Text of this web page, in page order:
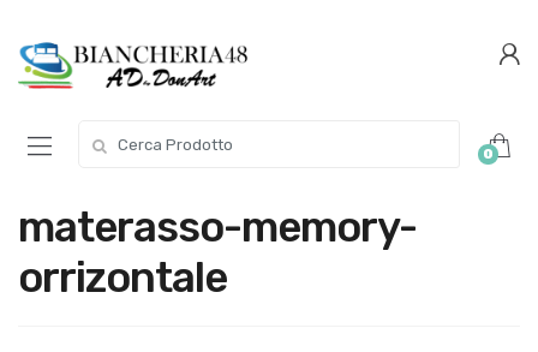
navigazione
questo
step
0
materasso-memory-
orrizontale